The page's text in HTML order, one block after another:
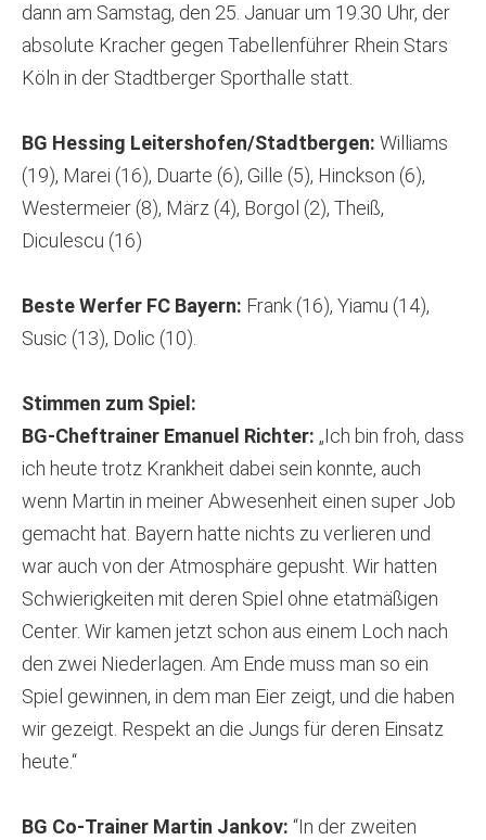
dann am Samstag, den 25. Januar um 19.30 Uhr, der
absolute Kracher gegen Tabellenführer Rhein Stars
Köln in der Stadtberger Sporthalle statt.
BG Hessing Leitershofen/Stadtbergen: Williams
(19), Marei (16), Duarte (6), Gille (5), Hinckson (6),
Westermeier (8), März (4), Borgol (2), Theiß,
Diculescu (16)
Beste Werfer FC Bayern: Frank (16), Yiamu (14),
Susic (13), Dolic (10).
Stimmen zum Spiel:
BG-Cheftrainer Emanuel Richter: „Ich bin froh, dass
ich heute trotz Krankheit dabei sein konnte, auch
wenn Martin in meiner Abwesenheit einen super Job
gemacht hat. Bayern hatte nichts zu verlieren und
war auch von der Atmosphäre gepusht. Wir hatten
Schwierigkeiten mit deren Spiel ohne etatmäßigen
Center. Wir kamen jetzt schon aus einem Loch nach
den zwei Niederlagen. Am Ende muss man so ein
Spiel gewinnen, in dem man Eier zeigt, und die haben
wir gezeigt. Respekt an die Jungs für deren Einsatz
heute.“
BG Co-Trainer Martin Jankov: “In der zweiten